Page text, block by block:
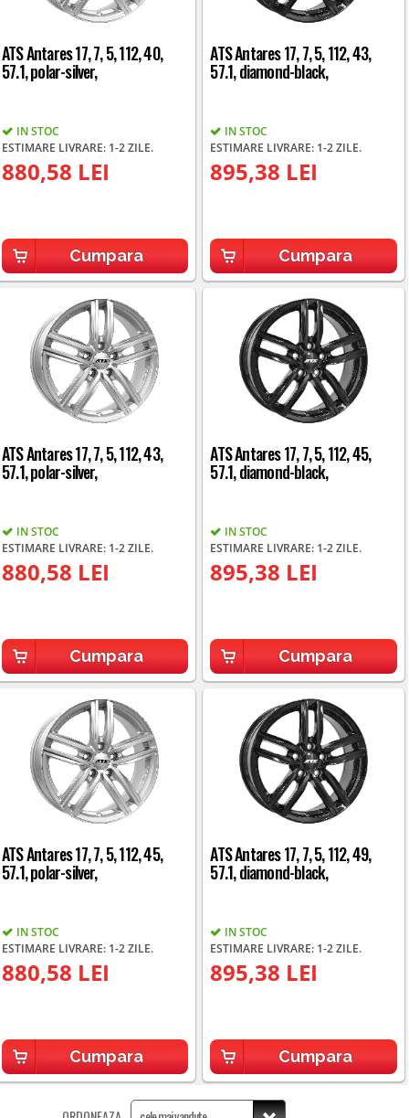
ATS Antares 17, 7, 5, 112, 40,
57.1, polar-silver,
IN STOC
ESTIMARE LIVRARE: 1-2 ZILE.
880,58 LEI
Cumpara
ATS Antares 17, 7, 5, 112, 43,
57.1, diamond-black,
IN STOC
ESTIMARE LIVRARE: 1-2 ZILE.
895,38 LEI
Cumpara
ATS Antares 17, 7, 5, 112, 43,
57.1, polar-silver,
IN STOC
ESTIMARE LIVRARE: 1-2 ZILE.
880,58 LEI
Cumpara
ATS Antares 17, 7, 5, 112, 45,
57.1, diamond-black,
IN STOC
ESTIMARE LIVRARE: 1-2 ZILE.
895,38 LEI
Cumpara
ATS Antares 17, 7, 5, 112, 45,
57.1, polar-silver,
IN STOC
ESTIMARE LIVRARE: 1-2 ZILE.
880,58 LEI
Cumpara
ATS Antares 17, 7, 5, 112, 49,
57.1, diamond-black,
IN STOC
ESTIMARE LIVRARE: 1-2 ZILE.
895,38 LEI
Cumpara